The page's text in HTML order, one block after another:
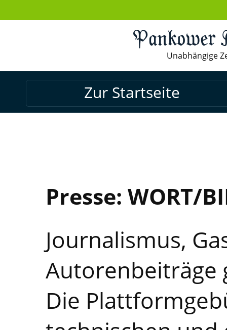
Pankower
Unabhängige
Zur Startseite
Presse: WORT/
Journalismus,
Autorenbeiträge
Die